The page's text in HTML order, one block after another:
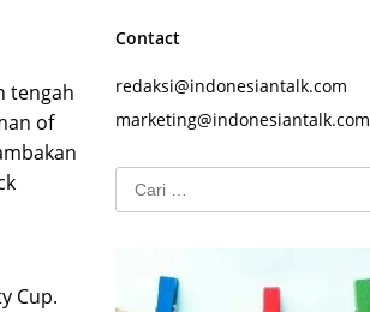
tengah
of
Cup.
Contact
redaksi@indonesiantalk.com
marketing@indonesiantalk.com
Cari
untuk: